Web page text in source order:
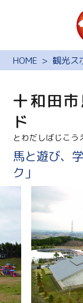
HOME 観光ス
十和田
ド
とわだしばじこう
馬と遊び、
ク」